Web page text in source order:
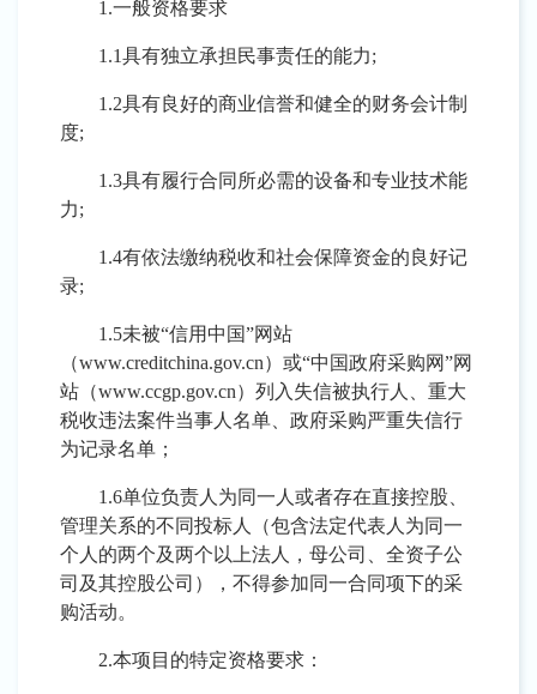
1.一般资格要求
1.1具有独立承担民事责任的能力;
1.2具有良好的商业信誉和健全的财务会计制
度;
1.3具有履行合同所必需的设备和专业技术能
力;
1.4有依法缴纳税收和社会保障资金的良好记
录;
1.5未被“信用中国”网站
（www.creditchina.gov.cn）或“中国政府采购网”网
站（www.ccgp.gov.cn）列入失信被执行人、重大
税收违法案件当事人名单、政府采购严重失信行
为记录名单；
1.6单位负责人为同一人或者存在直接控股、
管理关系的不同投标人（包含法定代表人为同一
个人的两个及两个以上法人，母公司、全资子公
司及其控股公司），不得参加同一合同项下的采
购活动。
2.本项目的特定资格要求：